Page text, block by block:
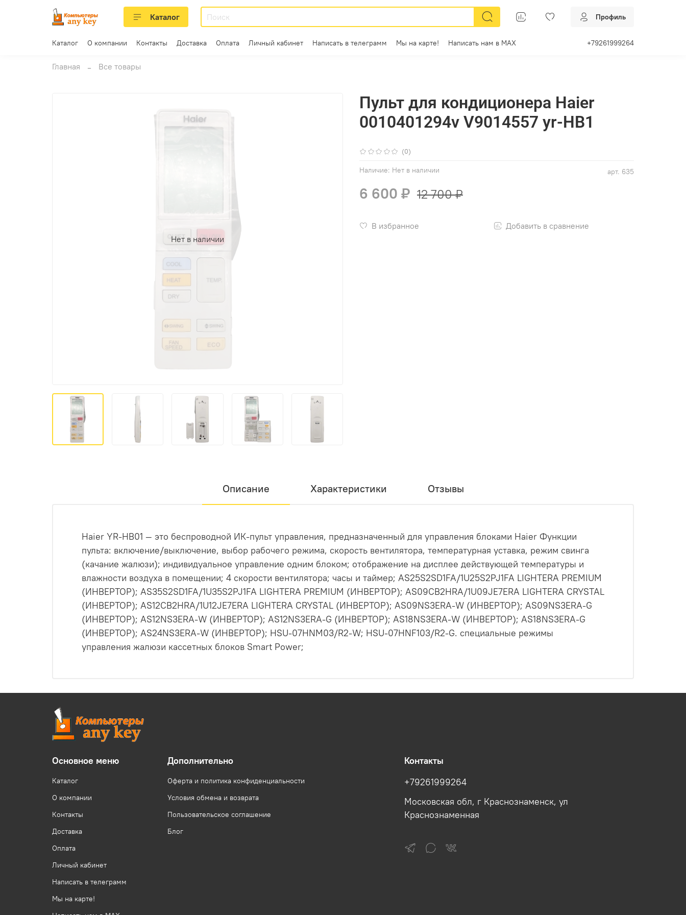
Каталог Профиль
Каталог О компании Контакты Доставка Оплата Личный кабинет Написать в телеграмм Мы на карте! Написать нам в МАХ +79261999264
Главная Все товары
Нет в наличии
(0)
арт. 635
Наличие: Нет в наличии
Пульт для кондиционера Haier
0010401294v V9014557 yr-HB1
6 600 ₽ 12 700 ₽
В избранное Добавить в сравнение
Описание Характеристики Отзывы
Haier YR-HB01 — это беспроводной ИК-пульт управления, предназначенный для управления блоками Haier Функции
пульта: включение/выключение, выбор рабочего режима, скорость вентилятора, температурная уставка, режим свинга
(качание жалюзи); индивидуальное управление одним блоком; отображение на дисплее действующей температуры и
влажности воздуха в помещении; 4 скорости вентилятора; часы и таймер; AS25S2SD1FA/1U25S2PJ1FA LIGHTERA PREMIUM
(ИНВЕРТОР); AS35S2SD1FA/1U35S2PJ1FA LIGHTERA PREMIUM (ИНВЕРТОР); AS09CB2HRA/1U09JE7ERA LIGHTERA CRYSTAL
(ИНВЕРТОР); AS12CB2HRA/1U12JE7ERA LIGHTERA CRYSTAL (ИНВЕРТОР); AS09NS3ERA-W (ИНВЕРТОР); AS09NS3ERA-G
(ИНВЕРТОР); AS12NS3ERA-W (ИНВЕРТОР); AS12NS3ERA-G (ИНВЕРТОР); AS18NS3ERA-W (ИНВЕРТОР); AS18NS3ERA-G
(ИНВЕРТОР); AS24NS3ERA-W (ИНВЕРТОР); HSU-07HNM03/R2-W; HSU-07HNF103/R2-G. специальные режимы
управления жалюзи кассетных блоков Smart Power;
Основное меню
Каталог
О компании
Контакты
Доставка
Оплата
Личный кабинет
Написать в телеграмм
Мы на карте!
Дополнительно
Оферта и политика конфиденциальности
Условия обмена и возврата
Пользовательское соглашение
Блог
Контакты
+79261999264
Московская обл, г Краснознаменск, ул
Краснознаменная